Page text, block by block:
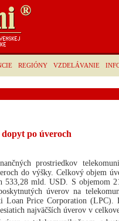
REGIÓNY VZDELÁVANIE
po úveroch
prostriedkov
do výšky. Celkový objem
533,28 mld. USD. S objemom
úverov na
Loan Price Corporation (LPC).
najväčších úverov v